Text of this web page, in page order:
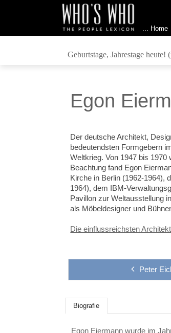
... Home
Geburtstage, Jahrestage heute!
Egon
Der deutsche Architekt,
bedeutendsten Formgebern
Weltkrieg. Von 1947 bis
Beachtung fand Egon
Kirche in Berlin (1962-1964),
1964), dem IBM-
Pavillon zur Weltausstellung
als Möbeldesigner und
Die einflussreichsten
Peter
Biografie
Egon Eiermann wurde im